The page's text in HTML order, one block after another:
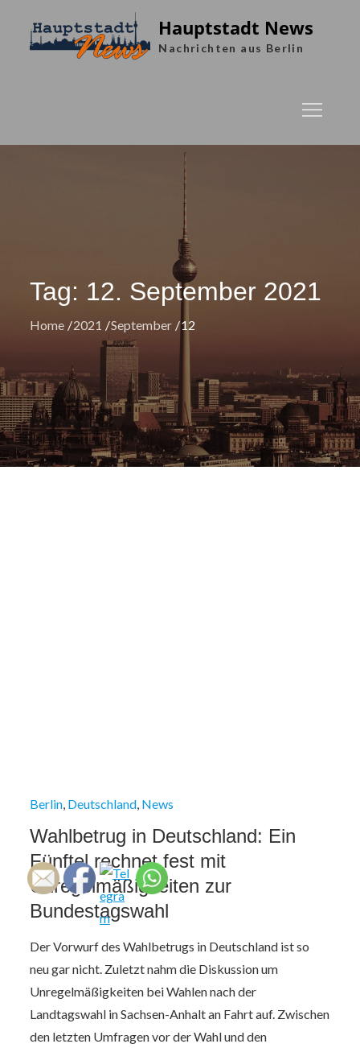
content
Hauptstadt News
Nachrichten aus Berlin
Tag: 12. September 2021
Home 2021 September 12
Berlin Deutschland News
Wahlbetrug in Deutschland: Ein
Fünftel rechnet fest mit
Unregelmäßigkeiten zur
Bundestagswahl
Der Vorwurf des Wahlbetrugs in Deutschland ist so
neu gar nicht. Zuletzt nahm die Diskussion um
Unregelmäßigkeiten bei Wahlen nach der
Landtagswahl in Sachsen-Anhalt an Fahrt auf. Zwischen
den letzten Umfragen vor der Wahl und den